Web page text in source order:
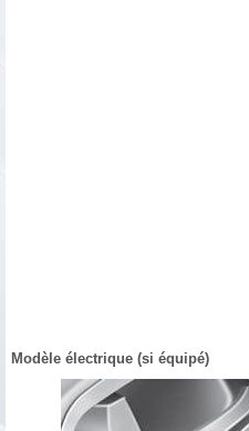
Modèle électrique (si équipé)